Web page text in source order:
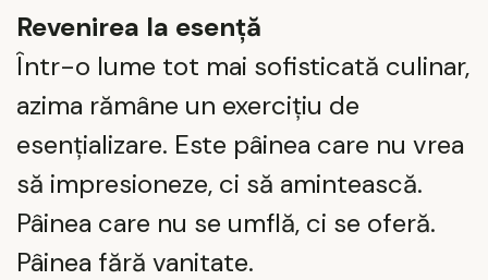
Revenirea la esență
Într-o lume tot mai sofisticată culinar,
azima rămâne un exercițiu de
esențializare. Este pâinea care nu vrea
să impresioneze, ci să amintească.
Pâinea care nu se umflă, ci se oferă.
Pâinea fără vanitate.